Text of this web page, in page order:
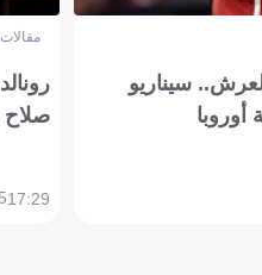
سيناريو
أوروبا
مقالات
17:295 أغسطس 2026